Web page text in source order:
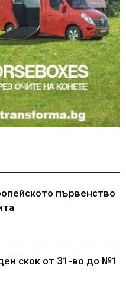
първенство
скок от 31-во до №1